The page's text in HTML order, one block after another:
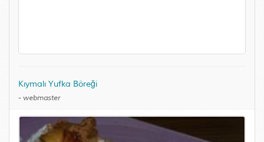
Kıymalı Yufka Böreği
- webmaster